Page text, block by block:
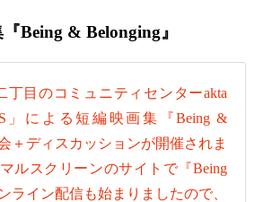
Being & Belonging』
丁目のコミュニティセンターakta
」による短編映画集『Being &
＋ディスカッションが開催されま
ルスクリーンのサイトで『Being
ライン配信も始まりましたので、